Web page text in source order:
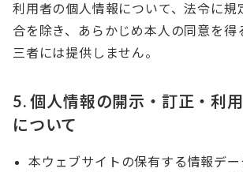
利用者の個人情報について、法令に規
合を除き、あらかじめ本人の同意を得
三者には提供しません。
5. 個人情報の開示・訂正・利
について
本ウェブサイトの保有する情報デ